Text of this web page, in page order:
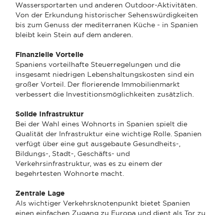
Wassersportarten und anderen Outdoor-Aktivitäten.
Von der Erkundung historischer Sehenswürdigkeiten
bis zum Genuss der mediterranen Küche - in Spanien
bleibt kein Stein auf dem anderen.
Finanzielle Vorteile
Spaniens vorteilhafte Steuerregelungen und die
insgesamt niedrigen Lebenshaltungskosten sind ein
großer Vorteil. Der florierende Immobilienmarkt
verbessert die Investitionsmöglichkeiten zusätzlich.
Solide Infrastruktur
Bei der Wahl eines Wohnorts in Spanien spielt die
Qualität der Infrastruktur eine wichtige Rolle. Spanien
verfügt über eine gut ausgebaute Gesundheits-,
Bildungs-, Stadt-, Geschäfts- und
Verkehrsinfrastruktur, was es zu einem der
begehrtesten Wohnorte macht.
Zentrale Lage
Als wichtiger Verkehrsknotenpunkt bietet Spanien
einen einfachen Zugang zu Europa und dient als Tor zu